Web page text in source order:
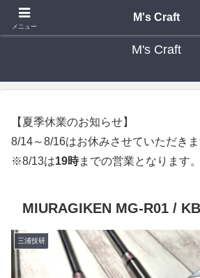
カスタムクラブ・リシャフト・修理 専門店 ゴ
M's Craft
【夏季休業のお知らせ】
8/14～8/16はお休みさせていただきま
※8/13は19時までの営業となります。
MIURAGIKEN MG-R01 /
三浦技研
メニュー
M's Craft